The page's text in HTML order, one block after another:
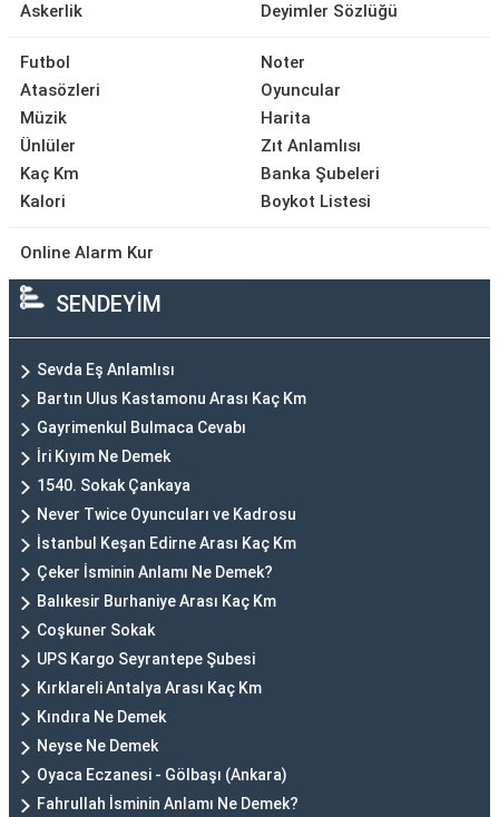
Askerlik
Deyimler Sözlüğü
Futbol
Atasözleri
Müzik
Ünlüler
Kaç Km
Kalori
Noter
Oyuncular
Harita
Zıt Anlamlısı
Banka Şubeleri
Boykot Listesi
Online Alarm Kur
SENDEYİM
Sevda Eş Anlamlısı
Bartın Ulus Kastamonu Arası Kaç Km
Gayrimenkul Bulmaca Cevabı
İri Kıyım Ne Demek
1540. Sokak Çankaya
Never Twice Oyuncuları ve Kadrosu
İstanbul Keşan Edirne Arası Kaç Km
Çeker İsminin Anlamı Ne Demek?
Balıkesir Burhaniye Arası Kaç Km
Coşkuner Sokak
UPS Kargo Seyrantepe Şubesi
Kırklareli Antalya Arası Kaç Km
Kındıra Ne Demek
Neyse Ne Demek
Oyaca Eczanesi - Gölbaşı (Ankara)
Fahrullah İsminin Anlamı Ne Demek?